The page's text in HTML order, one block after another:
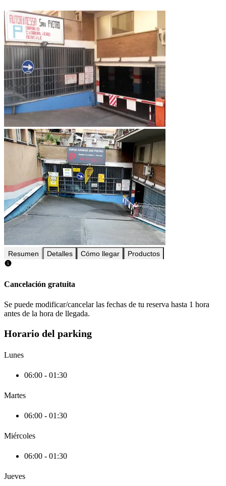
Resumen Detalles Cómo llegar Productos
Cancelación gratuita
Se puede modificar/cancelar las fechas de tu reserva hasta 1 hora
antes de la hora de llegada.
Horario del parking
Lunes
06:00 - 01:30
Martes
06:00 - 01:30
Miércoles
06:00 - 01:30
Jueves